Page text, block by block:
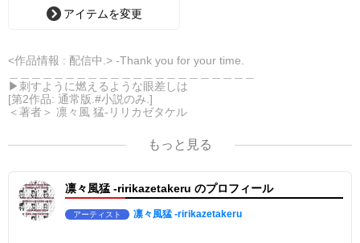
アイテムを変更
<作品情報 : 配信中.> -Thank you for your time.
▶︎刺すように燃えるような眼差しは
[第2作品: 通常版.#小説のみ.]
＜著者＞ 凛々風 猛-リリカゼタケル
英語版: https://amzn.asia/d/eLvAyy5
＿＿＿＿＿＿＿＿＿＿＿＿＿＿＿＿＿＿＿＿＿＿
第2作品の章: “刺すように燃えるような眼差しは”
部分[主人公である小説家の遺作]を絵本化。
＜小説/絵本版＞ 凛々風猛-ririkazetakeru
日本語版: https://amzn.asia/d/d7stkOV
もっと見る
凛々風猛 -ririkazetakeru のプロフィール
アーティスト 凛々風猛 -ririkazetakeru